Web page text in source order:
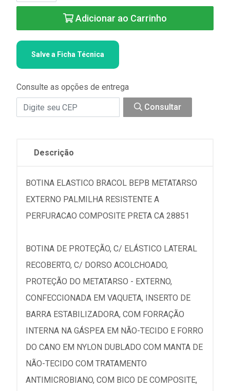
Adicionar ao Carrinho
Salve a Ficha Técnica
Consulte as opções de entrega
Consultar
Descrição
BOTINA ELASTICO BRACOL BEPB METATARSO
EXTERNO PALMILHA RESISTENTE A
PERFURACAO COMPOSITE PRETA CA 28851
BOTINA DE PROTEÇÃO, C/ ELÁSTICO LATERAL
RECOBERTO, C/ DORSO ACOLCHOADO,
PROTEÇÃO DO METATARSO - EXTERNO,
CONFECCIONADA EM VAQUETA, INSERTO DE
BARRA ESTABILIZADORA, COM FORRAÇÃO
INTERNA NA GÁSPEA EM NÃO-TECIDO E FORRO
DO CANO EM NYLON DUBLADO COM MANTA DE
NÃO-TECIDO COM TRATAMENTO
ANTIMICROBIANO, COM BICO DE COMPOSITE,